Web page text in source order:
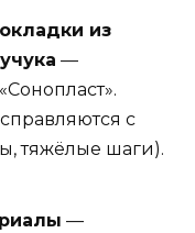
из
—
с
тяжёлые шаги).
—